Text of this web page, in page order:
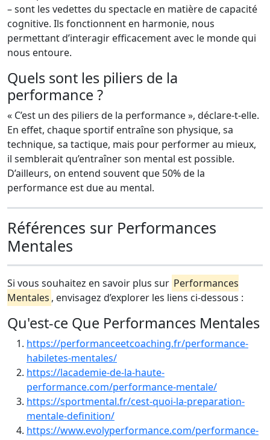
– ​​sont les vedettes du spectacle en matière de capacité
cognitive. Ils fonctionnent en harmonie, nous
permettant d’interagir efficacement avec le monde qui
nous entoure.
Quels sont les piliers de la
performance ?
« C’est un des piliers de la performance », déclare-t-elle.
En effet, chaque sportif entraîne son physique, sa
technique, sa tactique, mais pour performer au mieux,
il semblerait qu’entraîner son mental est possible.
D’ailleurs, on entend souvent que 50% de la
performance est due au mental.
Références sur Performances
Mentales
Si vous souhaitez en savoir plus sur Performances
Mentales , envisagez d’explorer les liens ci-dessous :
Qu'est-ce Que Performances Mentales
https://performanceetcoaching.fr/performance-
habiletes-mentales/
https://lacademie-de-la-haute-
performance.com/performance-mentale/
https://sportmental.fr/cest-quoi-la-preparation-
mentale-definition/
https://www.evolyperformance.com/performance-